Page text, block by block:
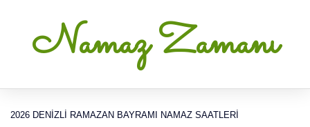
Namaz Zamanı
2026 DENIZLI RAMAZAN BAYRAMI NAMAZ SAATLERI